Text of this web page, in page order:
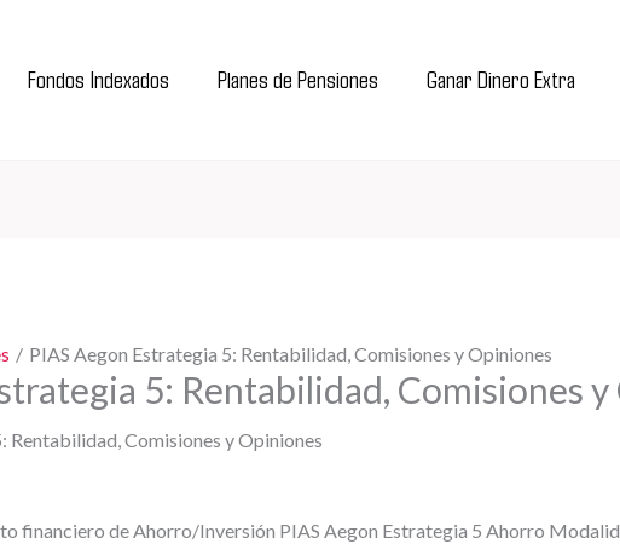
Fondos Indexados Planes de Pensiones Ganar Dinero Extra
PIAS Aegon Estrategia 5: Rentabilidad, Comisiones y Opiniones
5: Rentabilidad, Comisiones
financiero de Ahorro/Inversión PIAS Aegon Estrategia 5 Ahorro